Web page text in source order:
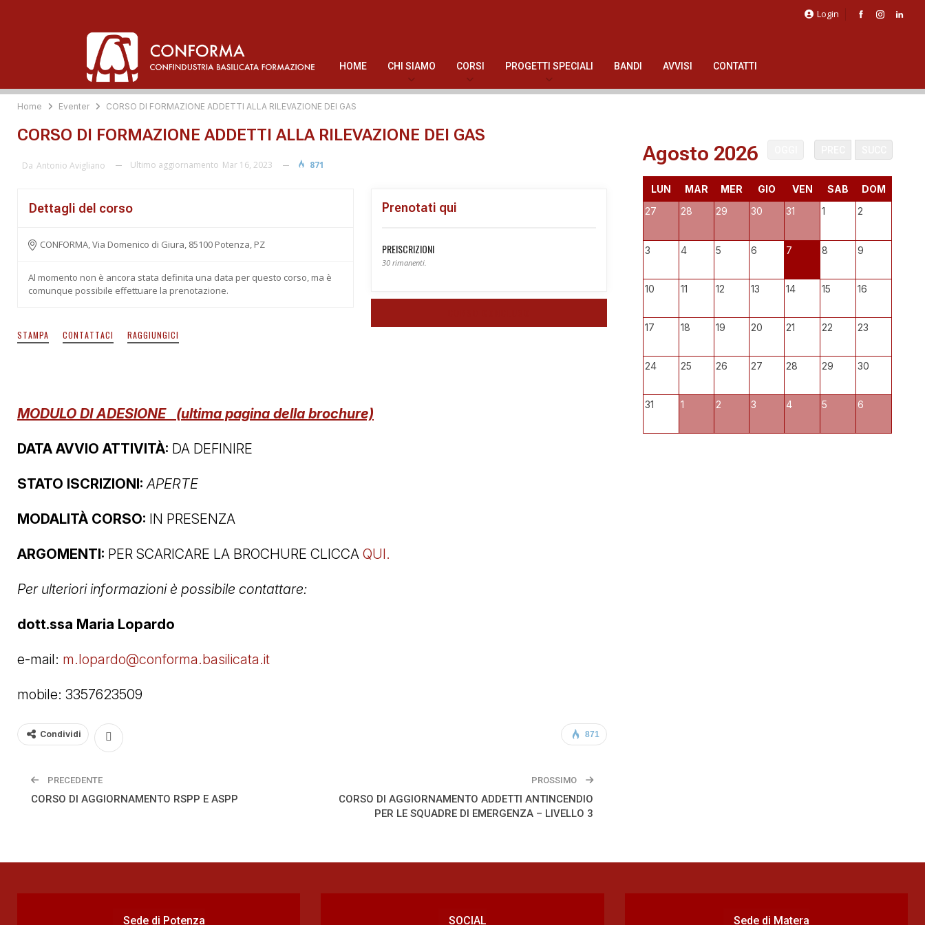
Login
HOME CHI SIAMO CORSI PROGETTI SPECIALI BANDI AVVISI CONTATTI
Home Eventer CORSO DI FORMAZIONE ADDETTI ALLA RILEVAZIONE DEI GAS
CORSO DI FORMAZIONE ADDETTI ALLA RILEVAZIONE DEI GAS
Da Antonio Avigliano Ultimo aggiornamento Mar 16, 2023 871
Dettagli del corso
CONFORMA, Via Domenico di Giura, 85100 Potenza, PZ
Al momento non è ancora stata definita una data per questo corso, ma è
comunque possibile effettuare la prenotazione.
STAMPA CONTATTACI RAGGIUNGICI
Prenotati qui
PREISCRIZIONI
30 rimanenti.
MODULO DI ADESIONE (ultima pagina della brochure)
DATA AVVIO ATTIVITÀ: DA DEFINIRE
STATO ISCRIZIONI: APERTE
MODALITÀ CORSO: IN PRESENZA
ARGOMENTI: PER SCARICARE LA BROCHURE CLICCA QUI.
Per ulteriori informazioni è possibile contattare:
dott.ssa Maria Lopardo
e-mail: m.lopardo@conforma.basilicata.it
mobile: 3357623509
871
Condividi
PRECEDENTE
CORSO DI AGGIORNAMENTO RSPP E ASPP
PROSSIMO
CORSO DI AGGIORNAMENTO ADDETTI ANTINCENDIO
PER LE SQUADRE DI EMERGENZA – LIVELLO 3
Agosto 2026
LUN MAR MER GIO VEN SAB
DOM
27
28 29 30 31 1 2
3 4 5 6 7 8 9
10 11 12 13 14 15 16
17 18 19 20 21 22 23
24 25 26 27 28 29 30
31 1 2 3 4 5 6
Sede di Potenza SOCIAL Sede di Matera